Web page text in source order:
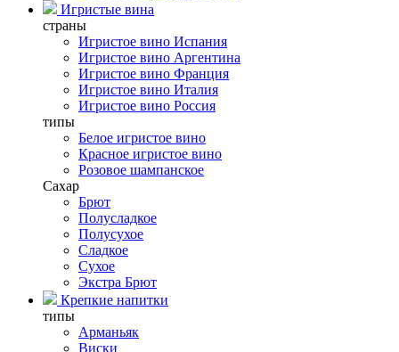
Игристые вина
страны
Игристое вино Испания
Игристое вино Аргентина
Игристое вино Франция
Игристое вино Италия
Игристое вино Россия
типы
Белое игристое вино
Красное игристое вино
Розовое шампанское
Сахар
Брют
Полусладкое
Полусухое
Сладкое
Сухое
Экстра Брют
Крепкие напитки
типы
Арманьяк
Виски